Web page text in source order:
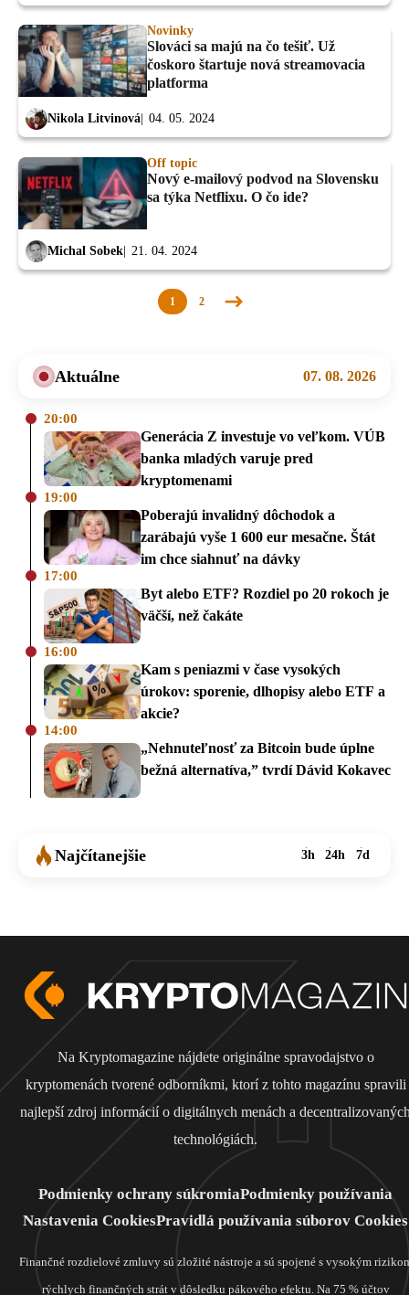
Novinky
Slováci sa majú na čo tešiť. Už
čoskoro štartuje nová streamovacia
platforma
Nikola Litvinová 04. 05. 2024
Off topic
Nový e-mailový podvod na Slovensku
sa týka Netflixu. O čo ide?
Michal Sobek 21. 04. 2024
1 2
Nasledujúca
Aktuálne 07. 08. 2026
20:00
Generácia Z investuje vo veľkom. VÚB
banka mladých varuje pred
kryptomenami
19:00
Poberajú invalidný dôchodok a
zarábajú vyše 1 600 eur mesačne. Štát
im chce siahnuť na dávky
17:00
Byt alebo ETF? Rozdiel po 20 rokoch je
väčší, než čakáte
16:00
Kam s peniazmi v čase vysokých
úrokov: sporenie, dlhopisy alebo ETF a
akcie?
14:00
„Nehnuteľnosť za Bitcoin bude úplne
bežná alternatíva,” tvrdí Dávid Kokavec
Najčítanejšie 3h 24h 7d
Na Kryptomagazine nájdete originálne spravodajstvo o
kryptomenách tvorené odborníkmi, ktorí z tohto magazínu spravili
najlepší zdroj informácií o digitálnych menách a
technológiách.
Podmienky ochrany súkromiaPodmienky používania
Nastavenia CookiesPravidlá používania súborov Cookies
Finančné rozdielové zmluvy sú zložité nástroje a sú spojené s vysokým
rýchlych finančných strát v dôsledku pákového efektu. Na 75 % účtov